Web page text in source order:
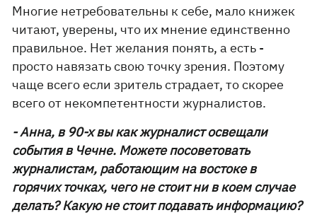
Многие нетребовательны к себе, мало книжек
читают, уверены, что их мнение единственно
правильное. Нет желания понять, а есть -
просто навязать свою точку зрения. Поэтому
чаще всего если зритель страдает, то скорее
всего от некомпетентности журналистов.
- Анна, в 90-х вы как журналист освещали
события в Чечне. Можете посоветовать
журналистам, работающим на востоке в
горячих точках, чего не стоит ни в коем случае
делать? Какую не стоит подавать информацию?